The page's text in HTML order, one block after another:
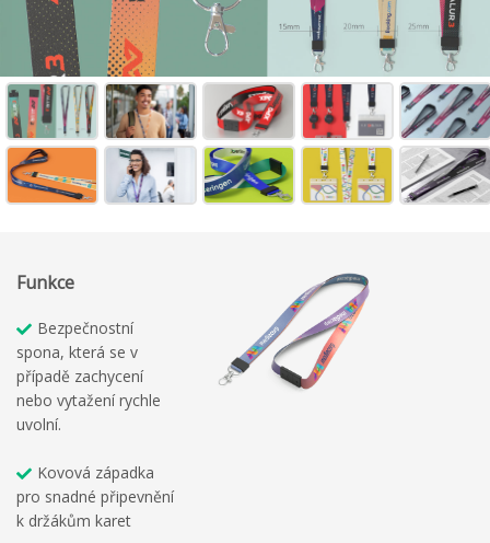
Funkce
Bezpečnostní
spona, která se v
případě zachycení
nebo vytažení rychle
uvolní.
Kovová západka
pro snadné připevnění
k držákům karet